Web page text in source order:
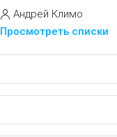
Андрей Климо
Просмотреть списки